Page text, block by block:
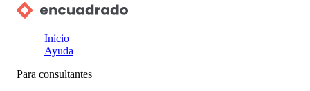
Inicio
Ayuda
Para consultantes